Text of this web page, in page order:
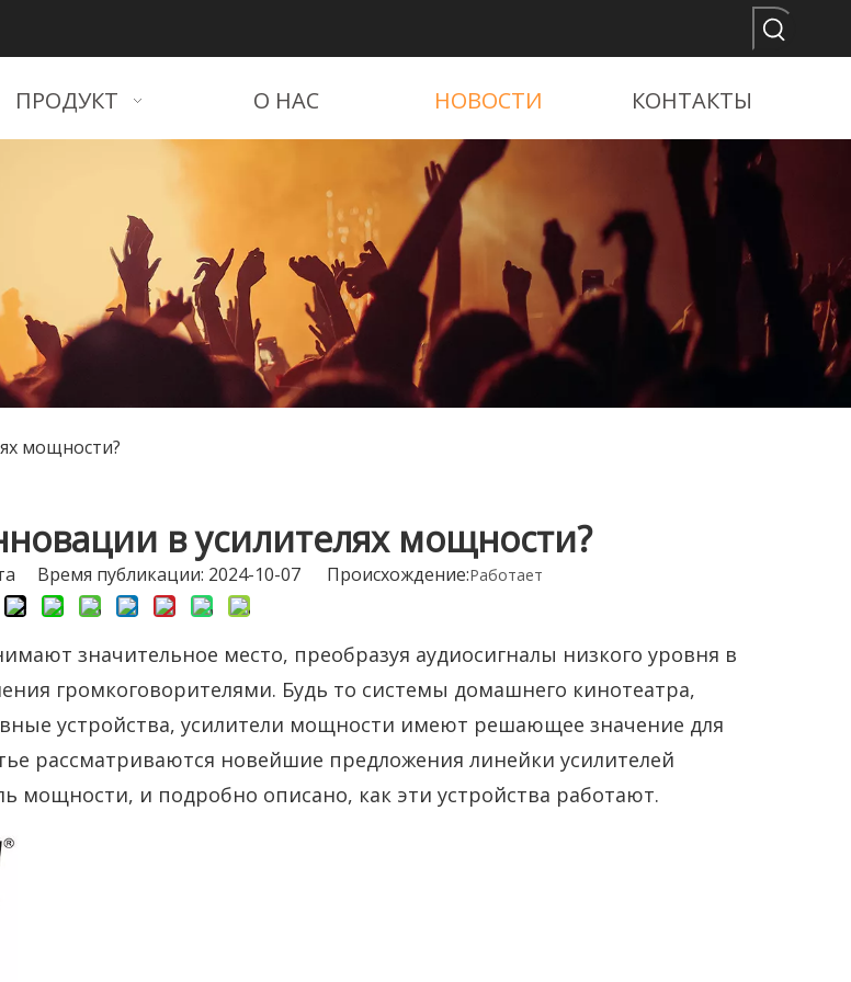
ПРОДУКТ О НАС НОВОСТИ КОНТАКТЫ
мощности?
в усилителях мощности?
Время публикации: 2024-10-07 Происхождение:Работает
значительное место, преобразуя аудиосигналы низкого уровня в
громкоговорителями. Будь то системы домашнего кинотеатра,
устройства, усилители мощности имеют решающее значение для
рассматриваются новейшие предложения линейки усилителей
мощности, и подробно описано, как эти устройства работают.